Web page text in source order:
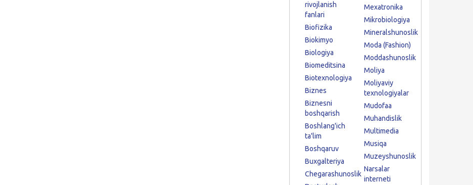
rivojlanish
fanlari
Biofizika
Biokimyo
Biologiya
Biomeditsina
Biotexnologiya
Biznes
Biznesni
boshqarish
Boshlang'ich
ta'lim
Boshqaruv
Buxgalteriya
Chegarashunoslik
Mexatronika
Mikrobiologiya
Mineralshunoslik
Moda (Fashion)
Moddashunoslik
Moliya
Moliyaviy
texnologiyalar
Mudofaa
Muhandislik
Multimedia
Musiqa
Muzeyshunoslik
Narsalar
interneti